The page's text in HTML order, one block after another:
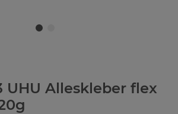
UHU Alleskleber flex